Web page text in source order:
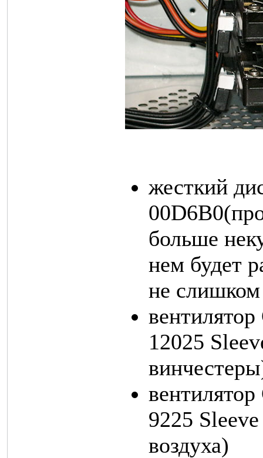
жесткий
больше
нем будет
не
12025
9225
воздуха)